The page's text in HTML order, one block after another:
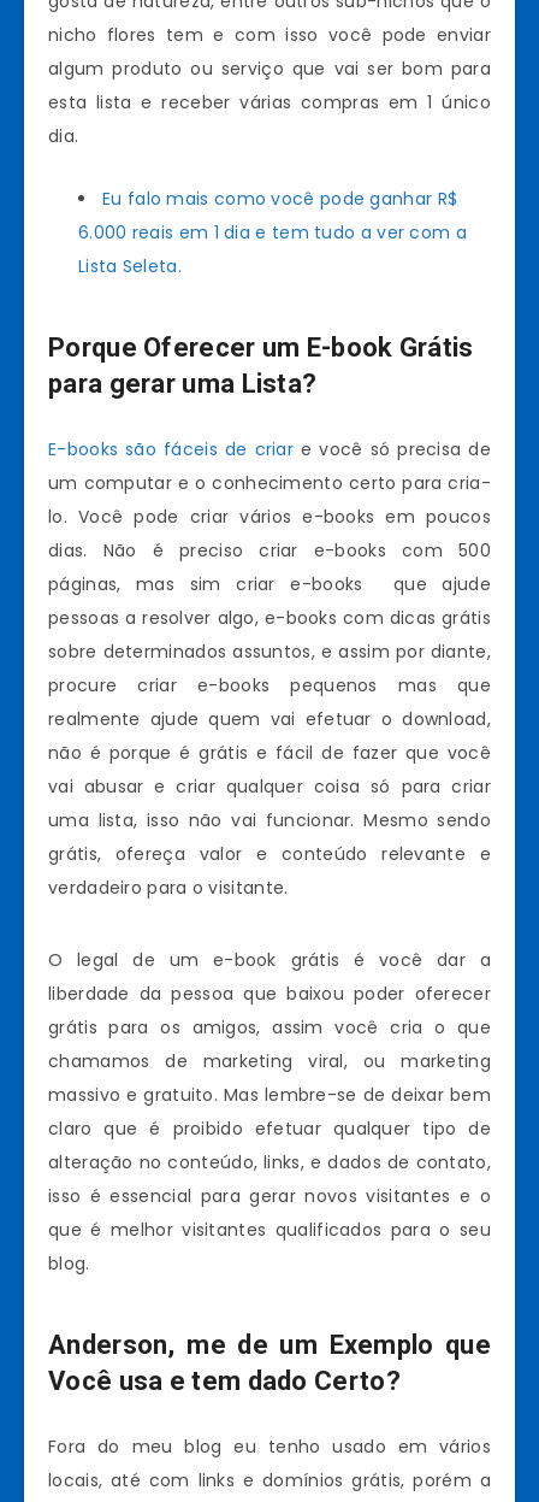
nicho flores tem e com isso você pode enviar
algum produto ou serviço que vai ser bom para
esta lista e receber várias compras em 1 único
dia.
Eu falo mais como você pode ganhar R$
6.000 reais em 1 dia e tem tudo a ver com a
Lista Seleta.
Porque Oferecer um E-book Grátis
para gerar uma Lista?
E-books são fáceis de criar e você só precisa de
um computar e o conhecimento certo para cria-
lo. Você pode criar vários e-books em poucos
dias. Não é preciso criar e-books com 500
páginas, mas sim criar e-books que ajude
pessoas a resolver algo, e-books com dicas grátis
sobre determinados assuntos, e assim por diante,
procure criar e-books pequenos mas que
realmente ajude quem vai efetuar o download,
não é porque é grátis e fácil de fazer que você
vai abusar e criar qualquer coisa só para criar
uma lista, isso não vai funcionar. Mesmo sendo
grátis, ofereça valor e conteúdo relevante e
verdadeiro para o visitante.
O legal de um e-book grátis é você dar a
liberdade da pessoa que baixou poder oferecer
grátis para os amigos, assim você cria o que
chamamos de marketing viral, ou marketing
massivo e gratuito. Mas lembre-se de deixar bem
claro que é proibido efetuar qualquer tipo de
alteração no conteúdo, links, e dados de contato,
isso é essencial para gerar novos visitantes e o
que é melhor visitantes qualificados para o seu
blog.
Anderson, me de um Exemplo que
Você usa e tem dado Certo?
Fora do meu blog eu tenho usado em vários
locais, até com links e domínios grátis, porém a